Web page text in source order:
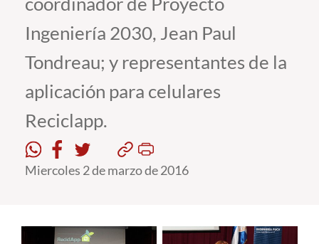
Estudiantes
Académicos
Funcionarios
Alumni
Ingeniería 2030, Jean Paul
Tondreau; y representantes de la
aplicación para celulares
Reciclapp.
Miercoles 2 de marzo de 2016